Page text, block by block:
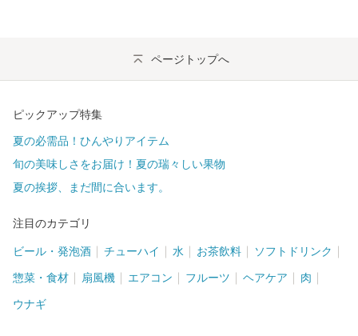
ページトップへ
ピックアップ特集
夏の必需品！ひんやりアイテム
旬の美味しさをお届け！夏の瑞々しい果物
夏の挨拶、まだ間に合います。
注目のカテゴリ
ビール・発泡酒 チューハイ 水 お茶飲料 ソフトドリンク
惣菜・食材 扇風機 エアコン フルーツ ヘアケア 肉
ウナギ